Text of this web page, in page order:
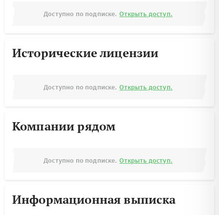
Доступно по подписке. Открыть доступ.
Исторические лицензии
Доступно по подписке. Открыть доступ.
Компании рядом
Доступно по подписке. Открыть доступ.
Информационная выписка